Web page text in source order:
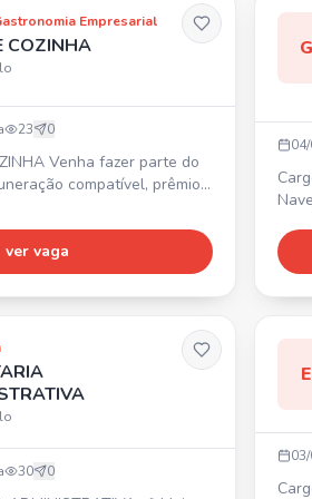
e consultas médicas),
Seguro de vida.
Empresarial
COZINHA
23 0
parte do
compatível, prêmio
no local, convênio
vale transporte. ✅ PRÉ-
Fundamental, experiência
enviar currículo para
ver vaga
de
30 0
Cargo: